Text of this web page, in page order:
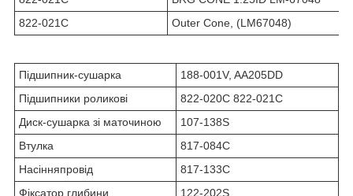
822-021C
Outer Cone, (LM67048)
Підшипник-сушарка
188-001V, AA205DD
Підшипники роликові
822-020C 822-021С
Диск-сушарка зі маточиною
107-138S
Втулка
817-084C
Насінняпровід
817-133C
Фіксатор глибини
122-202S